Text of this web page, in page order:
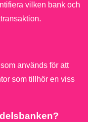
vilken bank och
används för att
som tillhör en viss